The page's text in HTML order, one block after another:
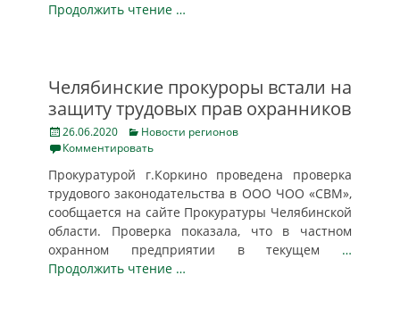
Продолжить чтение …
Челябинские прокуроры встали на
защиту трудовых прав охранников
Posted
on
26.06.2020 Categories
Новости регионов
Комментировать
Прокуратурой г.Коркино проведена проверка
трудового законодательства в ООО ЧОО «СВМ»,
сообщается на сайте Прокуратуры Челябинской
области. Проверка показала, что в частном
охранном предприятии в текущем …
Продолжить чтение …